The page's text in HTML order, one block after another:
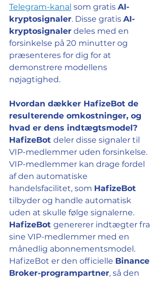
Telegram-kanal som gratis AI-
kryptosignaler. Disse gratis AI-
kryptosignaler deles med en
forsinkelse på 20 minutter og
præsenteres for dig for at
demonstrere modellens
nøjagtighed.
Hvordan dækker HafizeBot de
resulterende omkostninger, og
hvad er dens indtægtsmodel?
HafizeBot deler disse signaler til
VIP-medlemmer uden forsinkelse.
VIP-medlemmer kan drage fordel
af den automatiske
handelsfacilitet, som HafizeBot
tilbyder og handle automatisk
uden at skulle følge signalerne.
HafizeBot genererer indtægter fra
sine VIP-medlemmer med en
månedlig abonnementsmodel.
HafizeBot er den officielle Binance
Broker-programpartner, så den